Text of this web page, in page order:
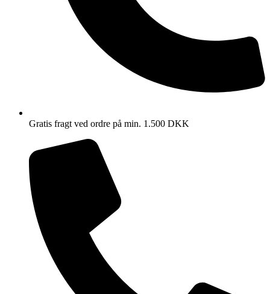
Gratis fragt ved ordre på min. 1.500 DKK